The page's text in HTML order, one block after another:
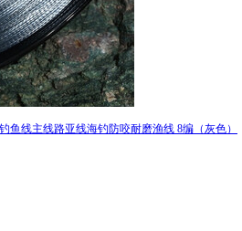
鱼线主线路亚线海钓防咬耐磨渔线 8编（灰色）